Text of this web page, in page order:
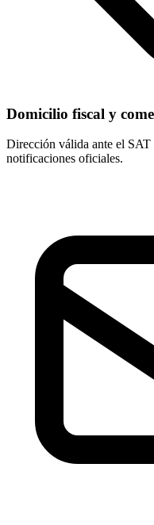
Domicilio fiscal y
Dirección válida ante el SAT
notificaciones oficiales.